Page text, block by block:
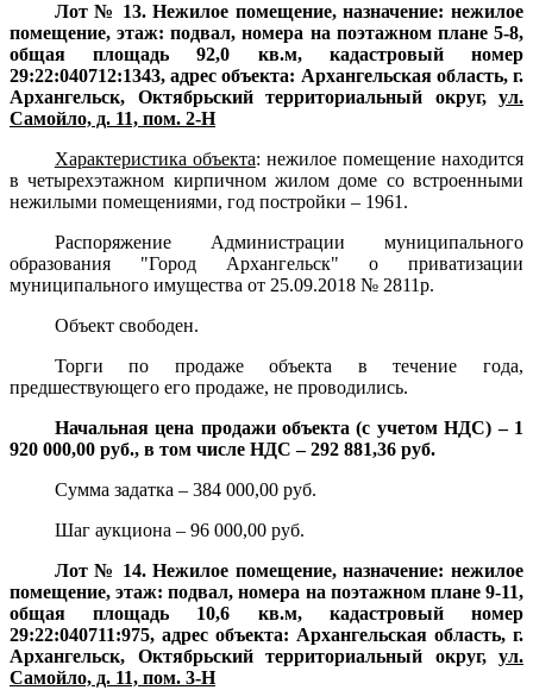
Лот № 13. Нежилое помещение, назначение: нежилое
помещение, этаж: подвал, номера на поэтажном плане 5-8,
общая площадь 92,0 кв.м, кадастровый номер
29:22:040712:1343, адрес объекта: Архангельская область, г.
Архангельск, Октябрьский территориальный округ, ул.
Самойло, д. 11, пом. 2-Н
Характеристика объекта: нежилое помещение находится
в четырехэтажном кирпичном жилом доме со встроенными
нежилыми помещениями, год постройки – 1961.
Распоряжение Администрации муниципального
образования "Город Архангельск" о приватизации
муниципального имущества от 25.09.2018 № 2811р.
Объект свободен.
Торги по продаже объекта в течение года,
предшествующего его продаже, не проводились.
Начальная цена продажи объекта (с учетом НДС) – 1
920 000,00 руб., в том числе НДС – 292 881,36 руб.
Сумма задатка – 384 000,00 руб.
Шаг аукциона – 96 000,00 руб.
Лот № 14. Нежилое помещение, назначение: нежилое
помещение, этаж: подвал, номера на поэтажном плане 9-11,
общая площадь 10,6 кв.м, кадастровый номер
29:22:040711:975, адрес объекта: Архангельская область, г.
Архангельск, Октябрьский территориальный округ, ул.
Самойло, д. 11, пом. 3-Н